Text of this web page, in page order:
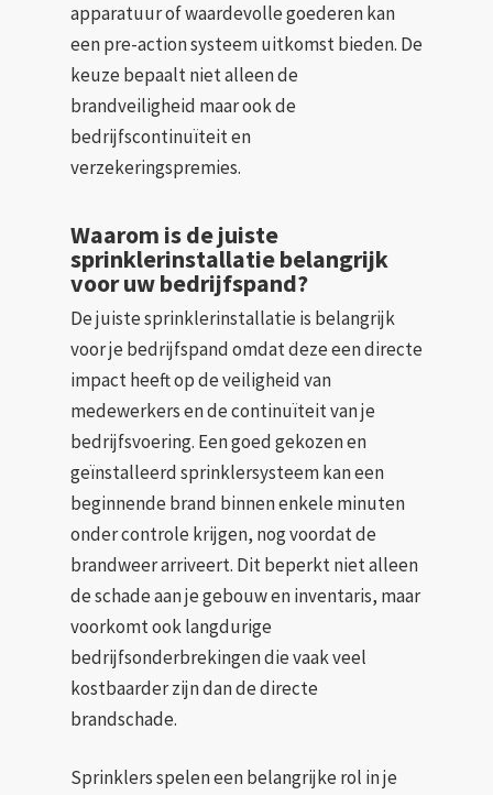
apparatuur of waardevolle goederen kan
een pre-action systeem uitkomst bieden. De
keuze bepaalt niet alleen de
brandveiligheid maar ook de
bedrijfscontinuïteit en
verzekeringspremies.
Waarom is de juiste
sprinklerinstallatie belangrijk
voor uw bedrijfspand?
De juiste sprinklerinstallatie is belangrijk
voor je bedrijfspand omdat deze een directe
impact heeft op de veiligheid van
medewerkers en de continuïteit van je
bedrijfsvoering. Een goed gekozen en
geïnstalleerd sprinklersysteem kan een
beginnende brand binnen enkele minuten
onder controle krijgen, nog voordat de
brandweer arriveert. Dit beperkt niet alleen
de schade aan je gebouw en inventaris, maar
voorkomt ook langdurige
bedrijfsonderbrekingen die vaak veel
kostbaarder zijn dan de directe
brandschade.
Sprinklers spelen een belangrijke rol in je